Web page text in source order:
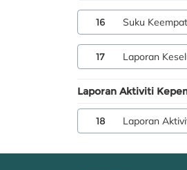
16 Suku
17 Laporan
Laporan Aktiviti
18 Laporan